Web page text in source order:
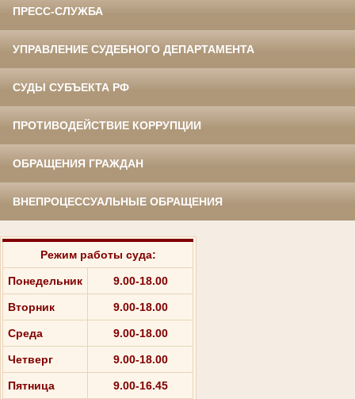
ПРЕСС-СЛУЖБА
УПРАВЛЕНИЕ СУДЕБНОГО ДЕПАРТАМЕНТА
СУДЫ СУБЪЕКТА РФ
ПРОТИВОДЕЙСТВИЕ КОРРУПЦИИ
ОБРАЩЕНИЯ ГРАЖДАН
ВНЕПРОЦЕССУАЛЬНЫЕ ОБРАЩЕНИЯ
Режим работы суда:
Понедельник 9.00-18.00
Вторник 9.00-18.00
Среда 9.00-18.00
Четверг 9.00-18.00
Пятница 9.00-16.45